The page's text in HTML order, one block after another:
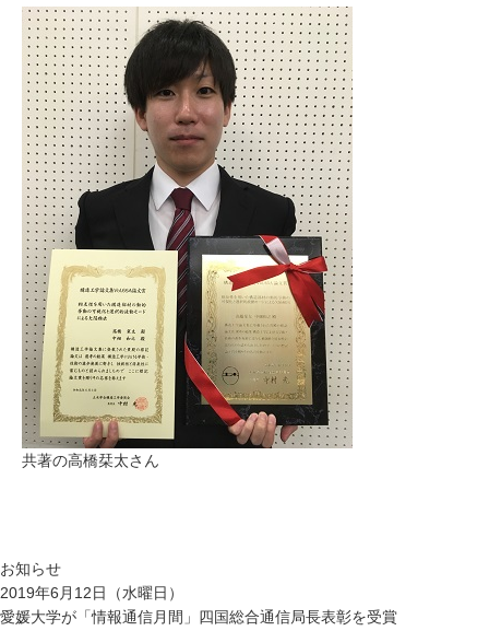
共著の高橋栞太さん
お知らせ
2019年6月12日（水曜日）
愛媛大学が「情報通信月間」四国総合通信局長表彰を受賞